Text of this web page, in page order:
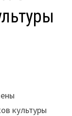
культуры